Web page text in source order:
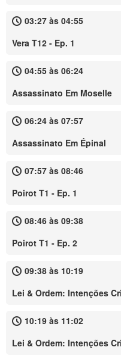
03:27 às 04:55
Vera T12 - Ep. 1
04:55 às 06:24
Assassinato Em Moselle
06:24 às 07:57
Assassinato Em Épinal
07:57 às 08:46
Poirot T1 - Ep. 1
08:46 às 09:38
Poirot T1 - Ep. 2
09:38 às 10:19
Lei & Ordem: Intenções
10:19 às 11:02
Lei & Ordem: Intenções